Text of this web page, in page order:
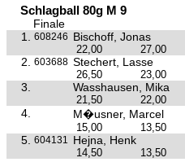
Schlagball 80g M 9
Finale
1.
608246 Bischoff, Jonas
22,00 27,00
2. 603688 Stechert, Lasse
26,50 23,00
3. Wasshausen, Mika
21,50 22,00
4. M�usner, Marcel
15,00 13,50
5. 604131 Hejna, Henk
14,50 13,50